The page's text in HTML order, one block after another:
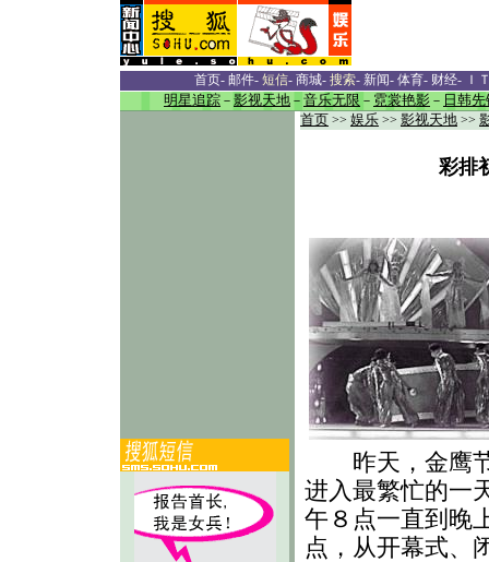
首页- 邮件- 短信- 商城- 搜索- 新闻- 体育- 财经- Ｉ
明星追踪 － 影视天地 － 音乐无限 － 霓裳艳影 － 日韩先
首页 >> 娱乐 >> 影视天地 >>
彩排
昨天，金鹰
进入最繁忙的一
午８点一直到晚
点，从开幕式、